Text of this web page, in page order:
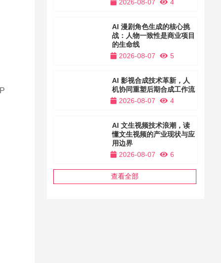
2026-08-07
4
AI 漫剧角色生成的核心挑
战：人物一致性是商业项目
的生命线
2026-08-07
5
AI 影视合成技术革新，人
机协同重塑后期合成工作流
2026-08-07
4
AI 文生视频技术浪潮，读
懂文生视频的产业现状与应
用边界
2026-08-07
6
查看全部